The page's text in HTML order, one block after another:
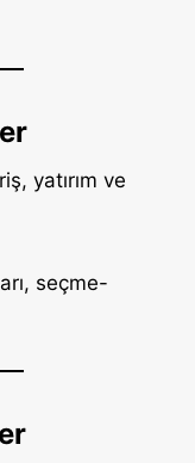
yatırım ve
seçme-